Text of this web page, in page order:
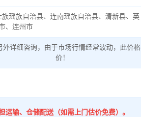
瑶族自治县、连南瑶族自治县、清新县、英
、连州市
详细咨询，由于市场行情经常波动，此价
价！
运输、仓储配送（如需上门估价免费）。